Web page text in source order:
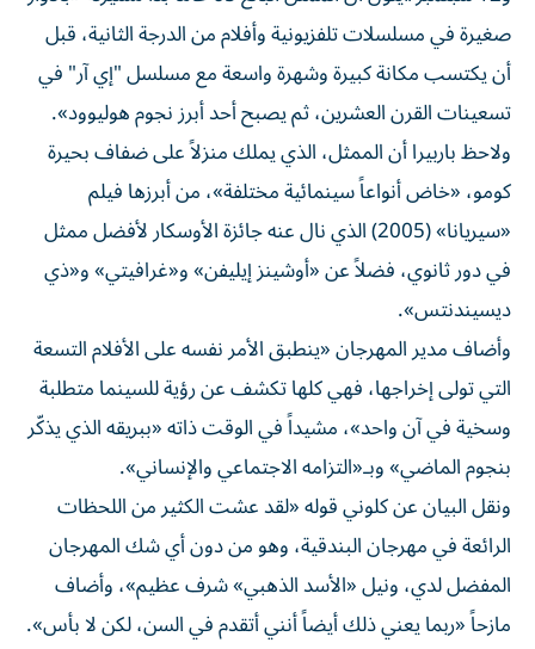
صغيرة في مسلسلات تلفزيونية وأفلام من الدرجة الثانية، قبل
أن يكتسب مكانة كبيرة وشهرة واسعة مع مسلسل "إي آر" في
تسعينات القرن العشرين، ثم يصبح أحد أبرز نجوم هوليوود».
ولاحظ باربيرا أن الممثل، الذي يملك منزلاً على ضفاف بحيرة
كومو، «خاض أنواعاً سينمائية مختلفة»، من أبرزها فيلم
«سيريانا» (2005) الذي نال عنه جائزة الأوسكار لأفضل ممثل
في دور ثانوي، فضلاً عن «أوشينز إيليفن» و«غرافيتي» و«ذي
ديسيندنتس».
وأضاف مدير المهرجان «ينطبق الأمر نفسه على الأفلام التسعة
التي تولى إخراجها، فهي كلها تكشف عن رؤية للسينما متطلبة
وسخية في آن واحد»، مشيداً في الوقت ذاته «ببريقه الذي يذكّر
بنجوم الماضي» وبـ«التزامه الاجتماعي والإنساني».
ونقل البيان عن كلوني قوله «لقد عشت الكثير من اللحظات
الرائعة في مهرجان البندقية، وهو من دون أي شك المهرجان
المفضل لدي، ونيل «الأسد الذهبي» شرف عظيم»، وأضاف
مازحاً «ربما يعني ذلك أيضاً أنني أتقدم في السن، لكن لا بأس».